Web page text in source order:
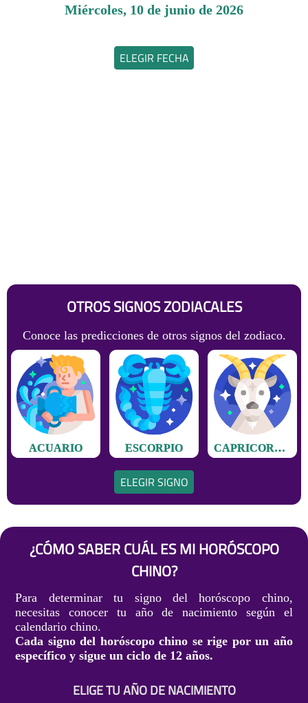
miércoles, 10 de junio de 2026
ELEGIR FECHA
OTROS SIGNOS ZODIACALES
Conoce las predicciones de otros signos del zodiaco.
ACUARIO ESCORPIO CAPRICORNIO
ELEGIR SIGNO
¿CÓMO SABER CUÁL ES MI HORÓSCOPO
CHINO?
Para determinar tu signo del horóscopo chino,
necesitas conocer tu año de nacimiento según el
calendario chino.
Cada signo del horóscopo chino se rige por un año
específico y sigue un ciclo de 12 años.
ELIGE TU AÑO DE NACIMIENTO